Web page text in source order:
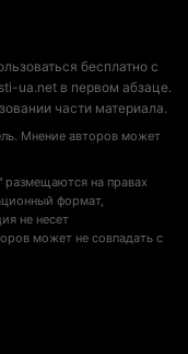
бесплатно с
ua.net в первом абзаце.
части материала.
Мнение авторов может
размещаются на правах
формат,
не несет
может не совпадать с